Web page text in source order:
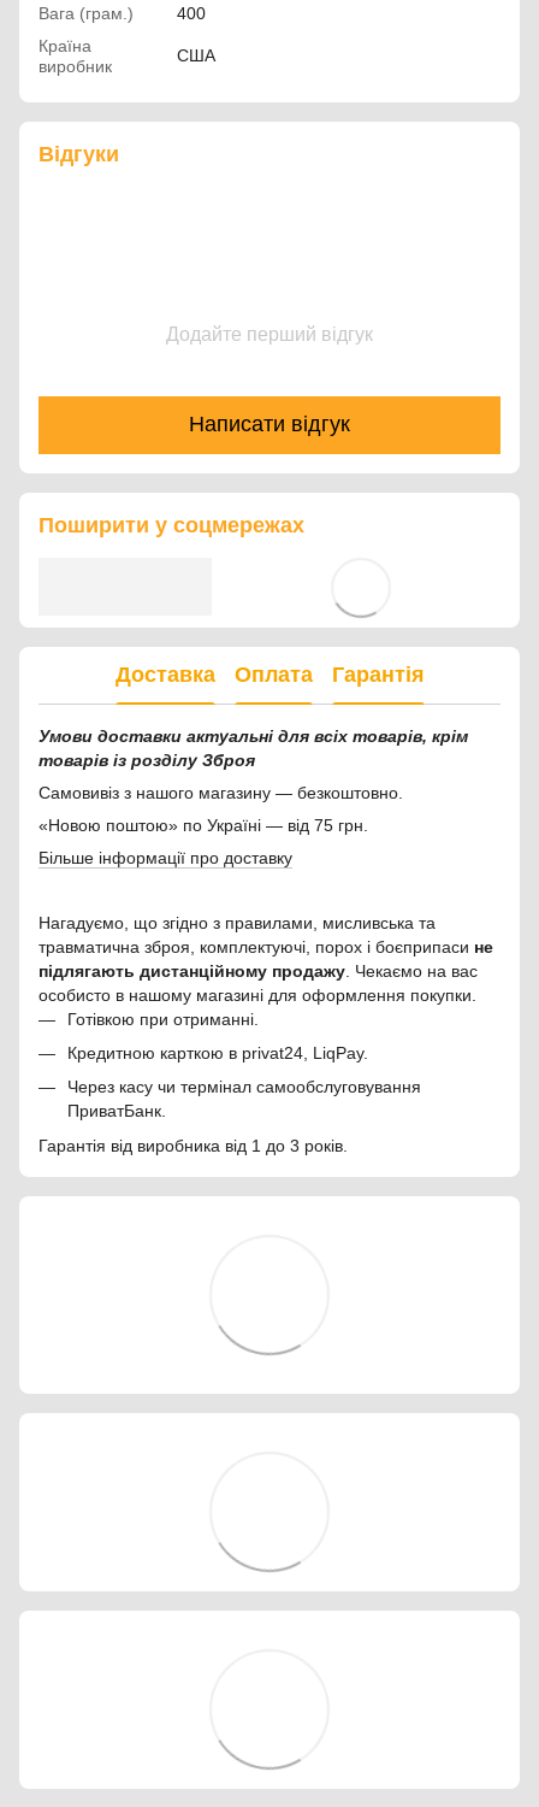
Вага (грам.)
400
Країна
виробник
США
Відгуки
Додайте перший відгук
Написати відгук
Поширити у соцмережах
Доставка Оплата Гарантія
Умови доставки актуальні для всіх товарів, крім
товарів із розділу Зброя
Самовивіз з нашого магазину — безкоштовно.
«Новою поштою» по Україні — від 75 грн.
Більше інформації про доставку
Нагадуємо, що згідно з правилами, мисливська та
травматична зброя, комплектуючі, порох і боєприпаси не
підлягають дистанційному продажу . Чекаємо на вас
особисто в нашому магазині для оформлення покупки.
Готівкою при отриманні.
Кредитною карткою в privat24, LiqPay.
Через касу чи термінал самообслуговування
ПриватБанк.
Гарантія від виробника від 1 до 3 років.